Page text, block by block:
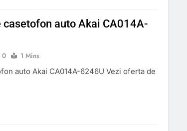
auto Akai CA014A-
0
1 Mins
auto Akai CA014A-6246U Vezi oferta de